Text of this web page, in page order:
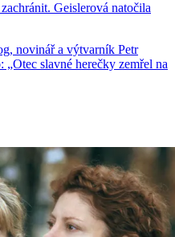
Geislerová natočila
novinář a výtvarník Petr
slavné herečky zemřel na